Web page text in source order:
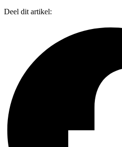
Deel dit artikel: